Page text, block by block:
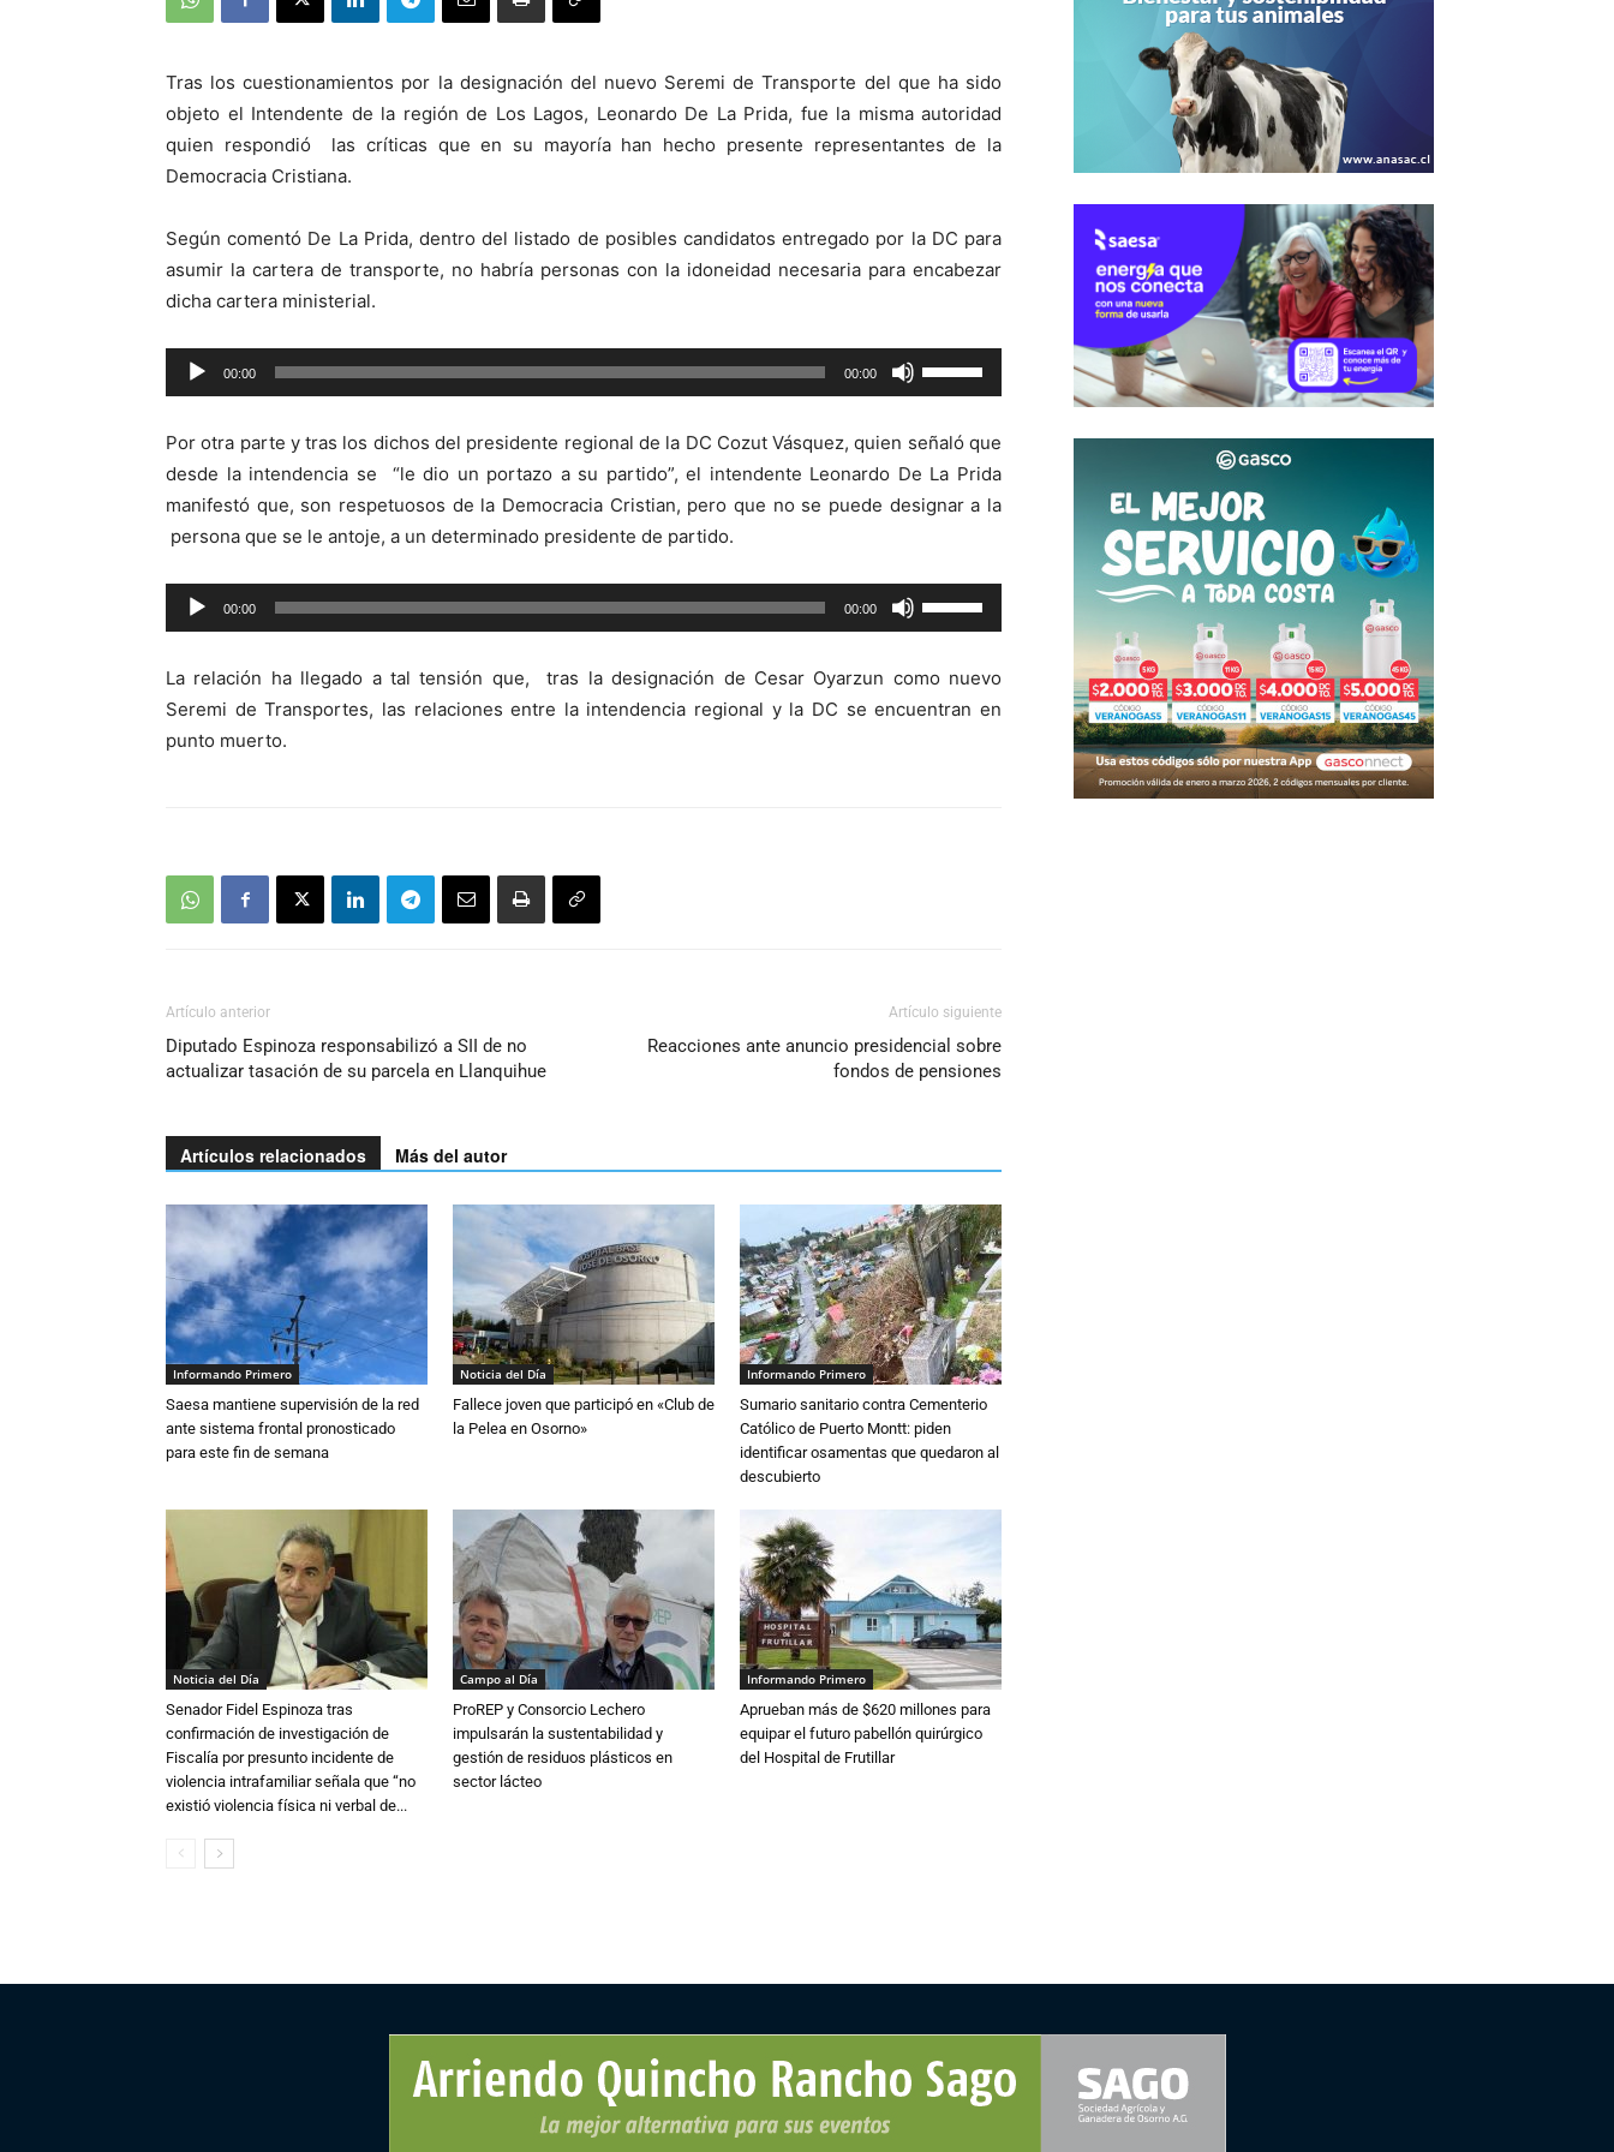
Tras los cuestionamientos por la designación del nuevo Seremi de Transporte del que ha sido
objeto el Intendente de la región de Los Lagos, Leonardo De La Prida, fue la misma autoridad
quien respondió las críticas que en su mayoría han hecho presente representantes de la
Democracia Cristiana.
Según comentó De La Prida, dentro del listado de posibles candidatos entregado por la DC para
asumir la cartera de transporte, no habría personas con la idoneidad necesaria para encabezar
dicha cartera ministerial.
Reproductor
de
00:00 00:00
las
de
flecha
arriba/abajo
aumentar
o
el
volumen.
Por otra parte y tras los dichos del presidente regional de la DC Cozut Vásquez, quien señaló que
desde la intendencia se “le dio un portazo a su partido”, el intendente Leonardo De La Prida
manifestó que, son respetuosos de la Democracia Cristian, pero que no se puede designar a la
persona que se le antoje, a un determinado presidente de partido.
Reproductor
de
00:00 00:00
las
de
flecha
La relación ha llegado a tal tensión que, tras la designación de Cesar Oyarzun como nuevo
Seremi de Transportes, las relaciones entre la intendencia regional y la DC se encuentran en
punto muerto.
Artículo anterior
Diputado Espinoza responsabilizó a SII de no
actualizar tasación de su parcela en Llanquihue
Artículo siguiente
Reacciones ante anuncio presidencial sobre
fondos de pensiones
Artículos relacionados Más del autor
Informando Primero
Saesa mantiene supervisión de la red
ante sistema frontal pronosticado
para este fin de semana
Noticia del Día
Fallece joven que participó en «Club de
la Pelea en Osorno»
Informando Primero
Sumario sanitario contra Cementerio
Católico de Puerto Montt: piden
identificar osamentas que quedaron al
descubierto
Noticia del Día
Senador Fidel Espinoza tras
confirmación de investigación de
Fiscalía por presunto incidente de
violencia intrafamiliar señala que “no
existió violencia física ni verbal de...
Campo al Día
ProREP y Consorcio Lechero
impulsarán la sustentabilidad y
gestión de residuos plásticos en
sector lácteo
Informando Primero
Aprueban más de $620 millones para
equipar el futuro pabellón quirúrgico
del Hospital de Frutillar